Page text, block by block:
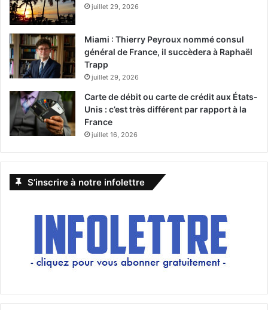
juillet 29, 2026
Miami : Thierry Peyroux nommé consul
général de France, il succèdera à Raphaël
Trapp
juillet 29, 2026
Carte de débit ou carte de crédit aux États-
Unis : c’est très différent par rapport à la
France
juillet 16, 2026
S’inscrire à notre infolettre